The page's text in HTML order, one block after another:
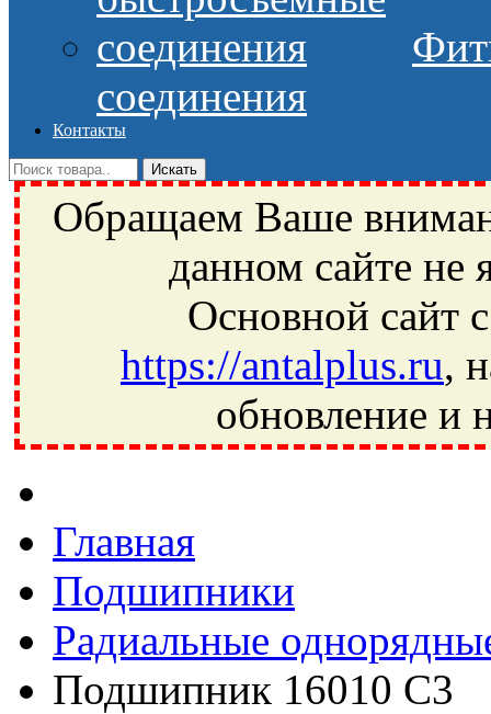
соединения
Контакты
Обращаем Ваше
данном сайте не
Основной сайт
https://antalplus.ru,
обновление и
Ивантеевка, подшипники, пневматика, метизы, техника,
Главная
Подшипники
Радиальные
Подшипник 16010 C3